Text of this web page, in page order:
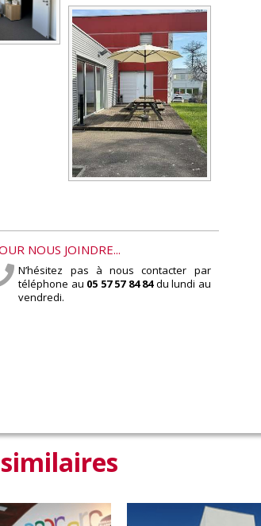
NOUS JOINDRE...
N’hésitez pas à nous contacter par
téléphone au 05 57 57 84 84du lundi au
vendredi.